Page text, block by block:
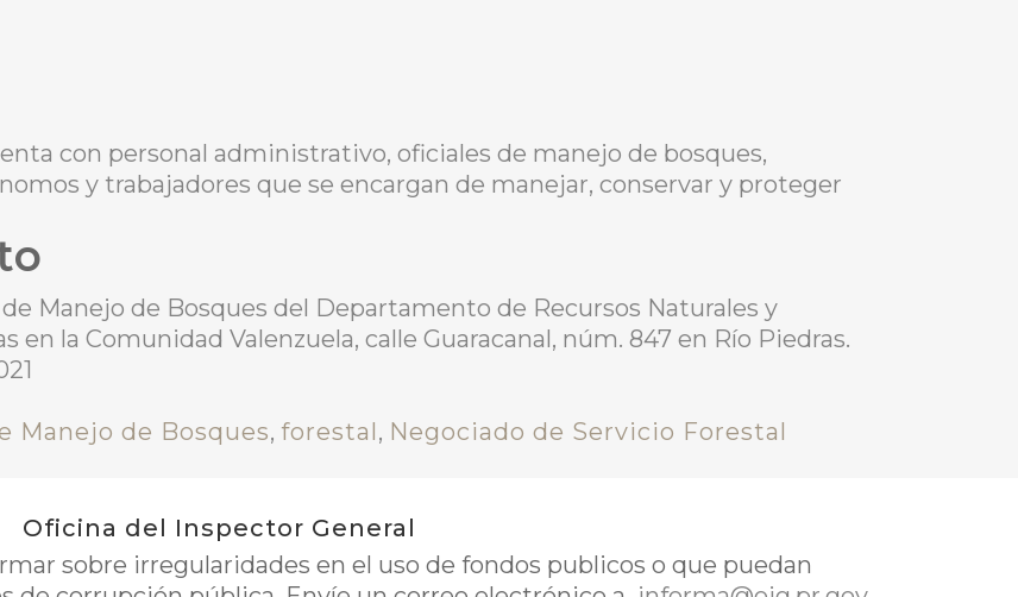
con personal administrativo, oficiales de manejo de bosques,
y trabajadores que se encargan de manejar, conservar y proteger
Manejo de Bosques del Departamento de Recursos Naturales y
la Comunidad Valenzuela, calle Guaracanal, núm. 847 en Río Piedras.
Manejo de Bosques, forestal, Negociado de Servicio Forestal
Oficina del Inspector General
sobre irregularidades en el uso de fondos publicos o que puedan